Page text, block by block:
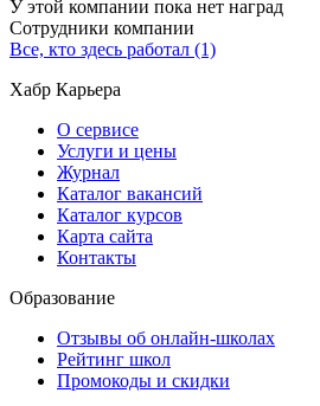
У этой компании пока нет наград
Сотрудники компании
Все, кто здесь работал (1)
Хабр Карьера
О сервисе
Услуги и цены
Журнал
Каталог вакансий
Каталог курсов
Карта сайта
Контакты
Образование
Отзывы об онлайн-школах
Рейтинг школ
Промокоды и скидки